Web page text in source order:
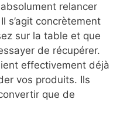
relancer
s’agit concrètement
sur la table et que
de récupérer.
effectivement déjà
vos produits. Ils
que de